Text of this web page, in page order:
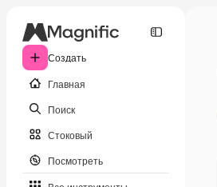
Создать
Главная
Поиск
Стоковый
Посмотреть